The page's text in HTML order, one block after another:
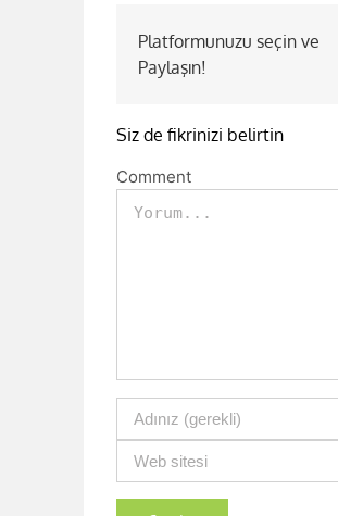
Platformunuzu seçin ve
Paylaşın!
Siz de fikrinizi belirtin
Comment